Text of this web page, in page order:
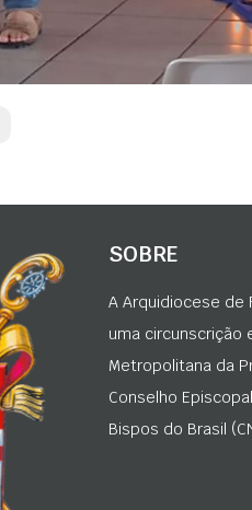
SOBRE
A Arquidiocese de
uma circunscrição
Metropolitana da
Conselho
Bispos do Brasil